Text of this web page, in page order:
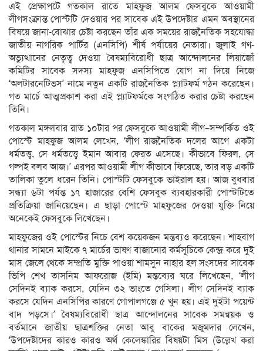
এই প্রেক্ষাপটে গতকাল রাতে মাহফুজ আলম ফেসবুকে আওয়ামী
লীগসংক্রান্ত পোস্টটি দেওয়ার পর সাবেক এই উপদেষ্টার এমন অবস্থানের
বিষয়ে জানা-বোঝার চেষ্টা করছেন তাঁর এক সময়ের রাজনৈতিক সহযোদ্ধা
জাতীয় নাগরিক পার্টির (এনসিপি) শীর্ষ পর্যায়ের নেতারা। জুলাই গণ-
অভ্যুত্থানের নেতৃত্ব দেওয়া বৈষম্যবিরোধী ছাত্র আন্দোলনের লিয়াজোঁ
কমিটির সাবেক সদস্য মাহফুজ এনসিপিতে যোগ না দিয়ে নিজে
‘অলটারনেটিভস’ নামে নতুন একটি রাজনৈতিক প্ল্যাটফর্ম গঠন করেছেন।
গত মার্চে আত্মপ্রকাশ করা এই প্ল্যাটফর্মকে সংগঠিত করার চেষ্টা করছেন
তিনি।
গতকাল মঙ্গলবার রাত ১০টার পর ফেসবুকে আওয়ামী লীগ–সম্পর্কিত ওই
পোস্টে মাহফুজ আলম লেখেন, ‘লীগ রাজনৈতিক দলের আগে একটা
ধর্মতত্ত্ব, সে ধর্মতত্ত্বে ইমান আবার ফেরত এসেছে। কীভাবে ফিরল, সে
গল্পই বলব আজ।’ এরপর আওয়ামী লীগ কীভাবে ফিরেছে, তার বড় একটি
তালিকা তুলে ধরেন তিনি। পোস্টটি ফেসবুকে ভাইরাল হয়। আজ বুধবার
সন্ধ্যা ৬টা পর্যন্ত ১৭ হাজারের বেশি ফেসবুক ব্যবহারকারী পোস্টটিতে
প্রতিক্রিয়া জানিয়েছেন। এ ছাড়া পোস্টে মাহফুজের দেওয়া যুক্তি নিয়ে
অনেকেই ফেসবুকে লিখেছেন।
মাহফুজের ওই পোস্টের নিচে বেশ কয়েকজন মন্তব্যও করেছেন। শাহবাগ
থানার সামনে মাইকে ৭ মার্চের ভাষণ বাজানোর কর্মসূচিকে কেন্দ্র করে দুই
মাস জেলে থেকে সম্প্রতি মুক্তি পাওয়া শামসুন নাহার হল সংসদের সাবেক
ভিপি শেখ তাসনিম আফরোজ (ইমি) মন্তব্যের ঘরে লিখেছেন, ‘লীগ
সেদিনই ব্যাক করসে, যেদিন ৩২ ভাংতে গেসিলা। লীগ সেদিনই ব্যাক
করসে যেদিন এনসিপির কারণে গোপালগঞ্জে ৫ খুন হয়। এই দুইটা পয়েন্ট
বাদ পড়সে।’ বৈষম্যবিরোধী ছাত্র আন্দোলনের সাবেক সমন্বয়ক ও
বর্তমানে জাতীয় ছাত্রশক্তির নেতা আবু বাকের মজুমদার লেখেন,
‘উপদেষ্টাদের কারও কারও অর্থ কেলেঙ্কারির বিষয়টা মিস (উল্লেখ করা